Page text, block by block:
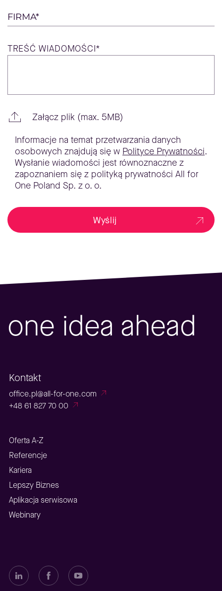
FIRMA*
TREŚĆ WIADOMOŚCI*
Załącz plik (max. 5MB)
Informacje na temat przetwarzania danych
osobowych znajdują się w Polityce Prywatności.
Wysłanie wiadomości jest równoznaczne z
zapoznaniem się z polityką prywatności All for
One Poland Sp. z o. o.
Wyślij
one idea ahead
Kontakt
office.pl@all-for-one.com
+48 61 827 70 00
Oferta A-Z
Referencje
Kariera
Lepszy Biznes
Aplikacja serwisowa
Webinary